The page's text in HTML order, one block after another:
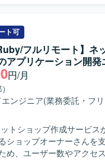
実装方法や設計手法に対す
歓迎いたします。 【開発環境】 イ
ECS on EC2）、GCP（
しております。データベ
）、DynamoDBを利用
Docker、MySQL、Apache
しています。フレームワ
採用しており、開発言語
す。AIツールとして
を利用しています。
動設計、レイヤードアー
ールはGitHub、ChatGPT
ト可
フルリモート】ネ
アプリケーション開発
円/月
ンジニア(業務委託・フ
ットショップ作成サービス
ショップオーナーさんを
め、ユーザー数やアクセ